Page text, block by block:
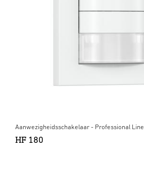
Aanwezigheidsschakelaar - Professional Line
HF 180